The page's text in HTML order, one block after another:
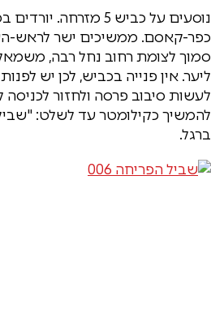
נוסעים על כביש 5
כפר-קאסם. ממשיכים ישר לראש-
סמוך לצומת רחוב נחל רבה,
ליער. אין פנייה בכביש, לכן יש
לעשות סיבוב פרסה ולחזור לכניסה
להמשיך כקילומטר עד לשלט:
ברגל.